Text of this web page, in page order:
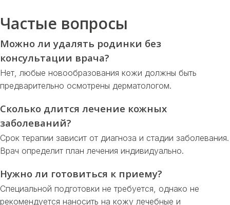
Частые вопросы
Можно ли удалять родинки без
консультации врача?
Нет, любые новообразования кожи должны быть
предварительно осмотрены дерматологом.
Сколько длится лечение кожных
заболеваний?
Срок терапии зависит от диагноза и стадии заболевания.
Врач определит план лечения индивидуально.
Нужно ли готовиться к приему?
Специальной подготовки не требуется, однако не
рекомендуется наносить на кожу лечебные и